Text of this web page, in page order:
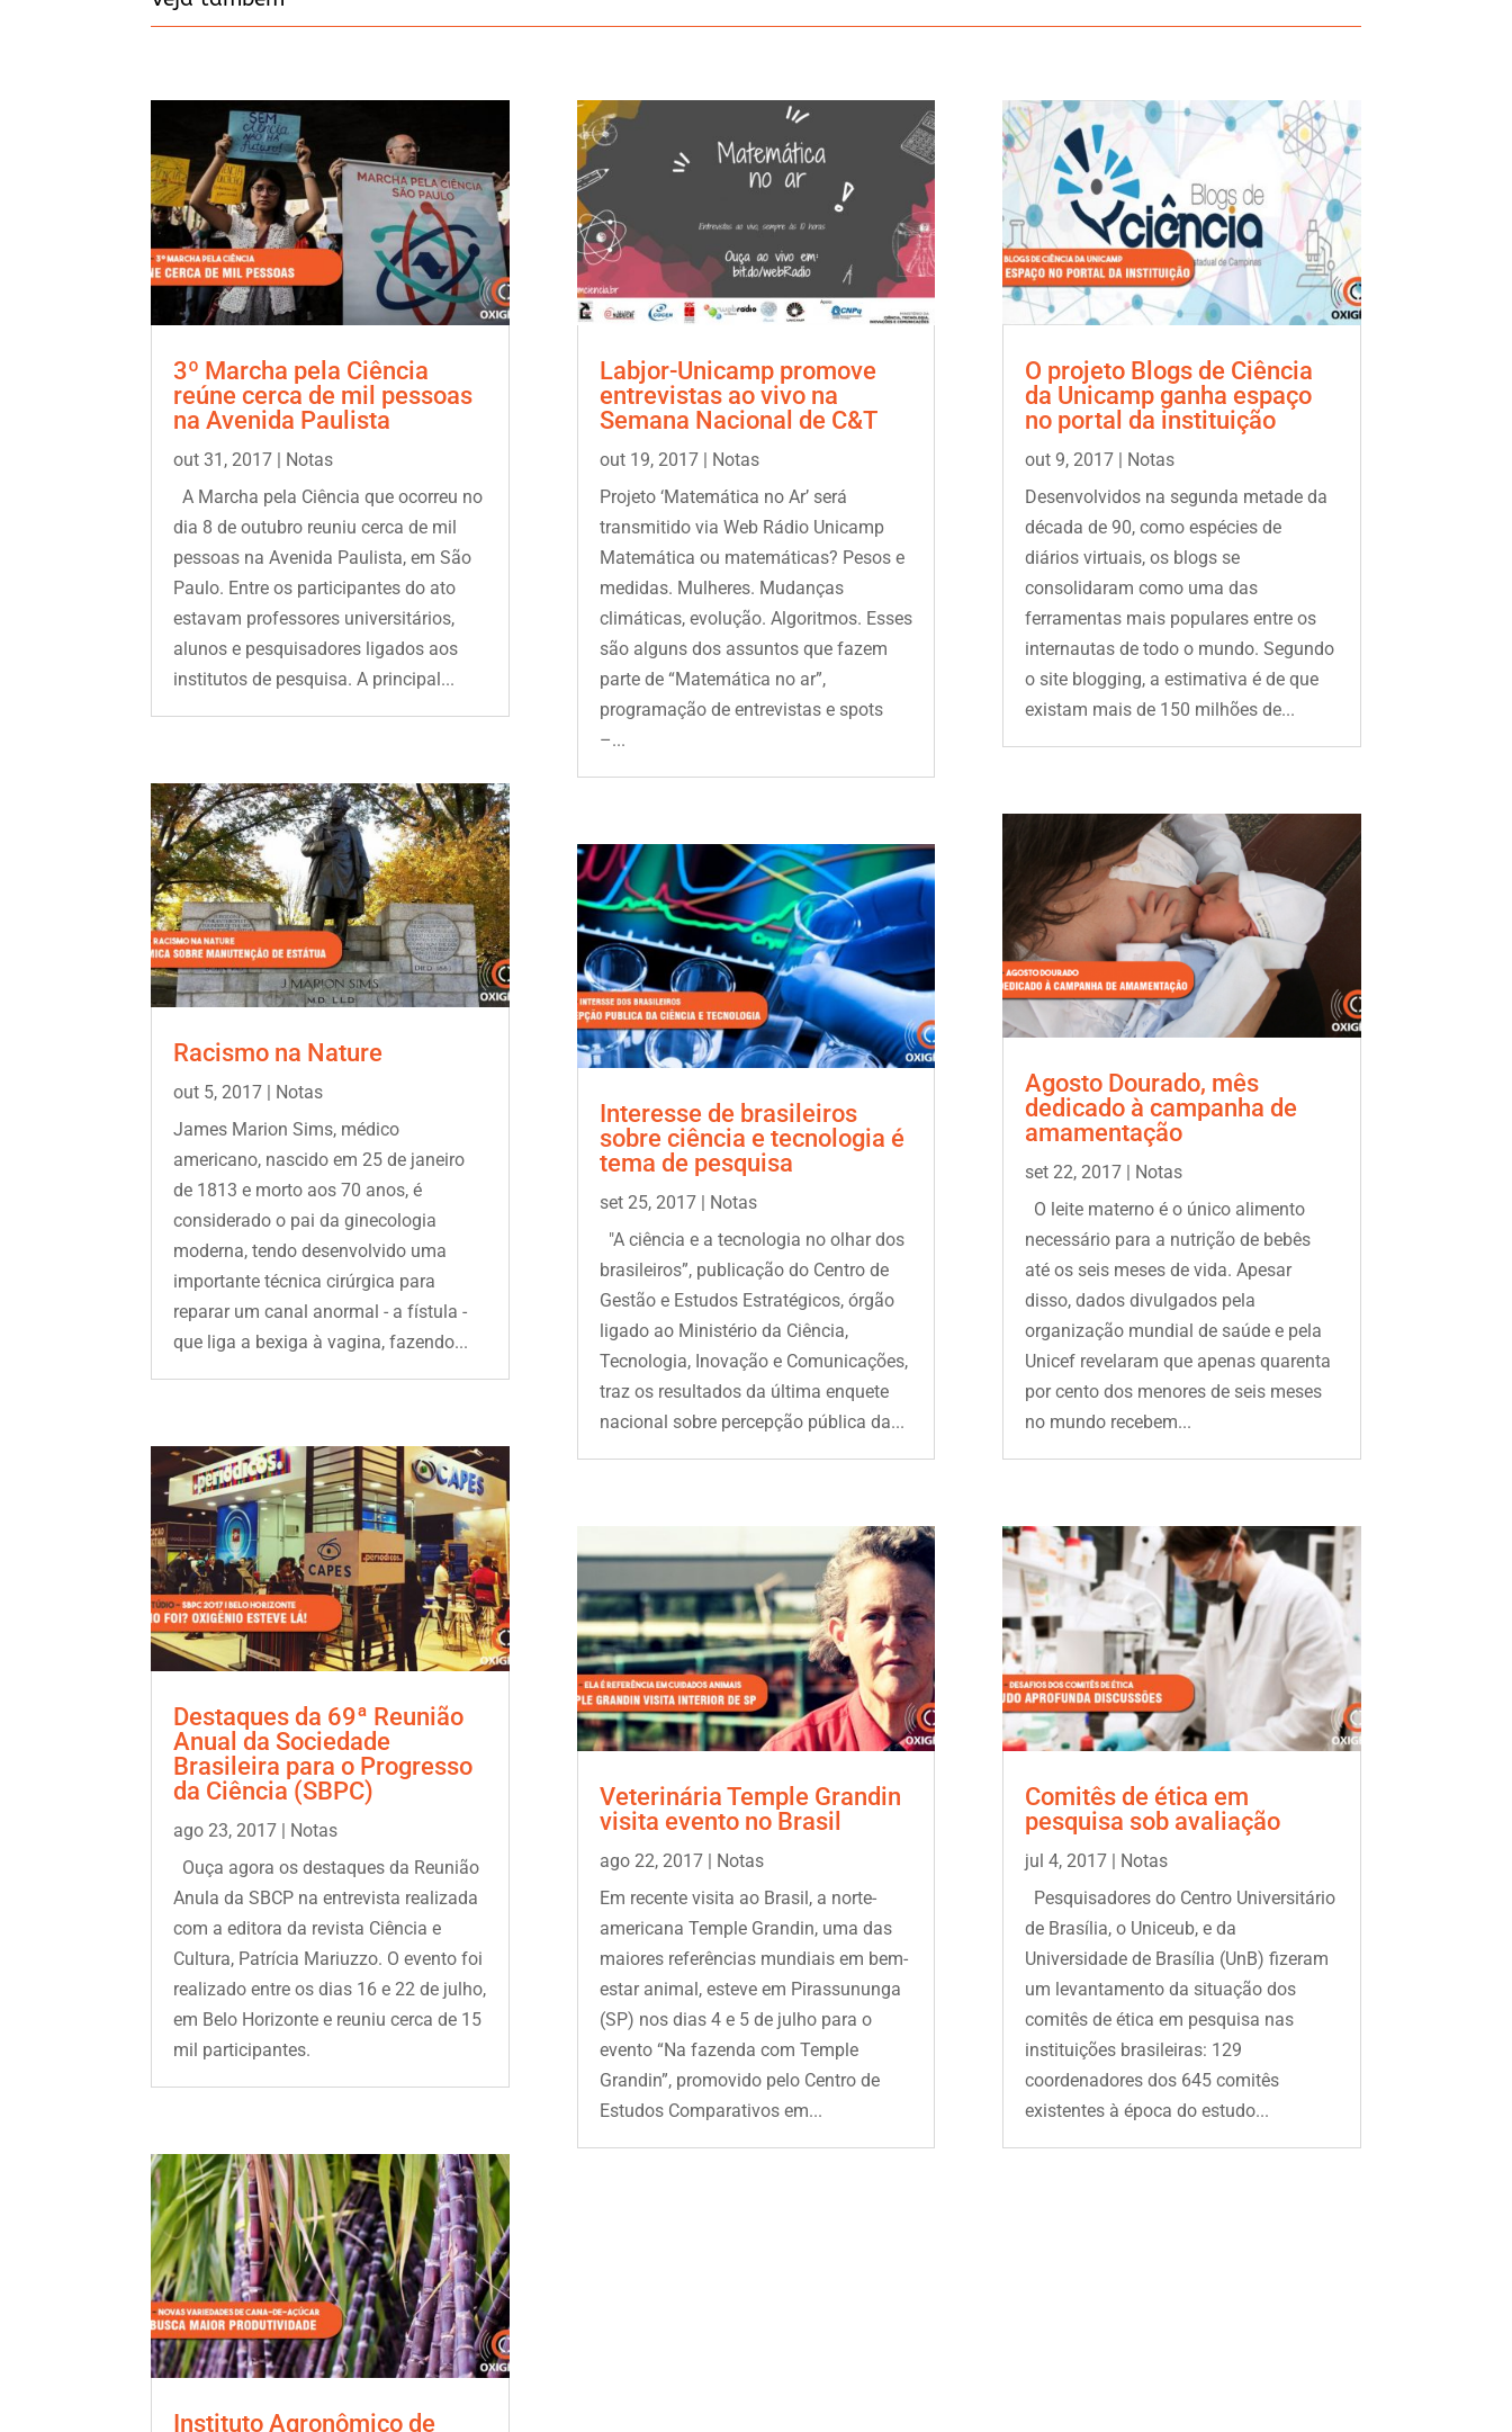
3º Marcha pela Ciência
reúne cerca de mil pessoas
na Avenida Paulista
out 31, 2017 | Notas
A Marcha pela Ciência que ocorreu no
dia 8 de outubro reuniu cerca de mil
pessoas na Avenida Paulista, em São
Paulo. Entre os participantes do ato
estavam professores universitários,
alunos e pesquisadores ligados aos
institutos de pesquisa. A principal...
Racismo na Nature
out 5, 2017 | Notas
James Marion Sims, médico
americano, nascido em 25 de janeiro
de 1813 e morto aos 70 anos, é
considerado o pai da ginecologia
moderna, tendo desenvolvido uma
importante técnica cirúrgica para
reparar um canal anormal - a fístula -
que liga a bexiga à vagina, fazendo...
Destaques da 69ª Reunião
Anual da Sociedade
Brasileira para o Progresso
da Ciência (SBPC)
ago 23, 2017 | Notas
Ouça agora os destaques da Reunião
Anula da SBCP na entrevista realizada
com a editora da revista Ciência e
Cultura, Patrícia Mariuzzo. O evento foi
realizado entre os dias 16 e 22 de julho,
em Belo Horizonte e reuniu cerca de 15
mil participantes.
Instituto Agronômico de
Labjor-Unicamp promove
entrevistas ao vivo na
Semana Nacional de C&T
out 19, 2017| Notas
Projeto ‘Matemática no Ar’ será
transmitido via Web Rádio Unicamp
Matemática ou matemáticas? Pesos e
medidas. Mulheres. Mudanças
climáticas, evolução. Algoritmos. Esses
são alguns dos assuntos que fazem
parte de “Matemática no ar”,
programação de entrevistas e spots
–...
Interesse de brasileiros
sobre ciência e tecnologia é
tema de pesquisa
set 25, 2017| Notas
"A ciência e a tecnologia no olhar dos
brasileiros”, publicação do Centro de
Gestão e Estudos Estratégicos, órgão
ligado ao Ministério da Ciência,
Tecnologia, Inovação e Comunicações,
traz os resultados da última enquete
nacional sobre percepção pública da...
Veterinária Temple Grandin
visita evento no Brasil
ago 22, 2017| Notas
Em recente visita ao Brasil, a norte-
americana Temple Grandin, uma das
maiores referências mundiais em bem-
estar animal, esteve em Pirassununga
(SP) nos dias 4 e 5 de julho para o
evento “Na fazenda com Temple
Grandin”, promovido pelo Centro de
Estudos Comparativos em...
O projeto Blogs de Ciência
da Unicamp ganha espaço
no portal da instituição
out 9, 2017| Notas
Desenvolvidos na segunda metade da
década de 90, como espécies de
diários virtuais, os blogs se
consolidaram como uma das
ferramentas mais populares entre os
internautas de todo o mundo. Segundo
o site blogging, a estimativa é de que
existam mais de 150 milhões de...
Agosto Dourado, mês
dedicado à campanha de
amamentação
set 22, 2017| Notas
O leite materno é o único alimento
necessário para a nutrição de bebês
até os seis meses de vida. Apesar
disso, dados divulgados pela
organização mundial de saúde e pela
Unicef revelaram que apenas quarenta
por cento dos menores de seis meses
no mundo recebem...
Comitês de ética em
pesquisa sob avaliação
jul 4, 2017| Notas
Pesquisadores do Centro Universitário
de Brasília, o Uniceub, e da
Universidade de Brasília (UnB) fizeram
um levantamento da situação dos
comitês de ética em pesquisa nas
instituições brasileiras: 129
coordenadores dos 645 comitês
existentes à época do estudo...